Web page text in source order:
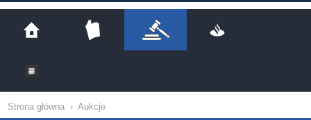
Strona główna › Aukcje